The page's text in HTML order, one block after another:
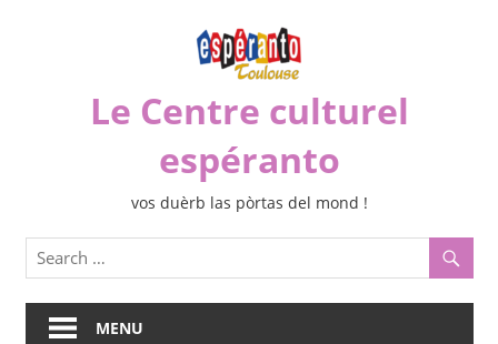
Le Centre culturel
espéranto
vos duèrb las pòrtas del mond !
MENU